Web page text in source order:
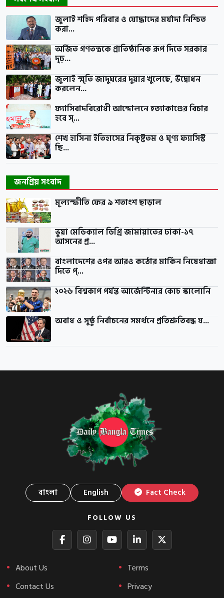
জুলাই শহিদ পরিবার ও যোদ্ধাদের মর্যাদা নিশ্চিত
করা...
অর্জিত গণতন্ত্রকে প্রাতিষ্ঠানিক রূপ দিতে সরকার
দৃঢ়...
জুলাই স্মৃতি জাদুঘরের দুয়ার খুলেছে, উদ্বোধন
করলেন...
ফ্যাসিবাদবিরোধী আন্দোলনে হত্যাকাণ্ডের বিচার
হবে স্...
শেখ হাসিনা ইতিহাসের নিকৃষ্টতম ও ঘৃণ্য ফ্যাসিস্ট
ছি...
জনপ্রিয় সংবাদ
মূল্যস্ফীতি ফের ৯ শতাংশ ছাড়াল
ভুয়া মেডিক্যাল ডিগ্রি জামায়াতের ঢাকা-১৭
আসনের প্র...
বাংলাদেশের ওপর আরও কঠোর মার্কিন নিষেধাজ্ঞা
দিতে প্...
২০২৬ বিশ্বকাপ পর্যন্ত আর্জেন্টিনার কোচ স্কালোনি
অবাধ ও সুষ্ঠু নির্বাচনের সমর্থনে প্রতিশ্রুতিবদ্ধ য...
বাংলা English Fact Check
FOLLOW US
About Us
Contact Us
Terms
Privacy